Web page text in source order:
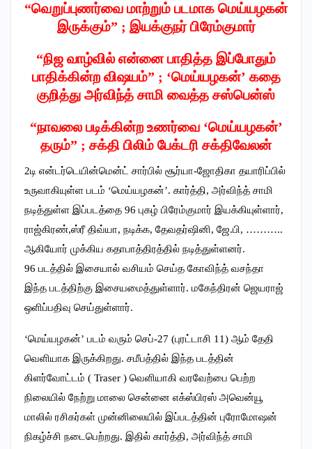
“வெறுப்புணர்வை மாற்றும் படமாக மெய்யழகன்
இருக்கும்” ; இயக்குநர் பிரேம்குமார்
“நிஜ வாழ்வில் என்னை பாதித்த இப்போதும்
பாதிக்கின்ற விஷயம்” ; ‘மெய்யழகன்’ கதை
குறித்து அர்விந்த் சாமி வைத்த சஸ்பென்ஸ்
“நாவலை படிக்கின்ற உணர்வை ‘மெய்யழகன்’
தரும்” ; சக்தி பிலிம் பேக்டரி சக்திவேலன்
2டி என்டர்டெயின்மென்ட் சார்பில் சூர்யா-ஜோதிகா தயாரிப்பில்
உருவாகியுள்ள படம் ‘மெய்யழகன்’. கார்த்தி, அர்விந்த் சாமி
நடித்துள்ள இப்படத்தை 96 புகழ் பிரேம்குமார் இயக்கியுள்ளார்,
ராஜ்கிரண்,ஸ்ரீ திவ்யா, நடிக்க, தேவதர்ஷினி, ஜே.பி, ………..
ஆகியோர் முக்கிய கதாபாத்திரத்தில் நடித்துள்ளனர்.
96 படத்தில் இசையால் வசியம் செய்த கோவிந்த் வசந்தா
இந்த படத்திற்கு இசையமைத்துள்ளார். மகேந்திரன் ஜெயராஜ்
ஒளிப்பதிவு செய்துள்ளார்.
‘மெய்யழகன்’ படம் வரும் செப்-27 (புரட்டாசி 11) ஆம் தேதி
வெளியாக இருக்கிறது. சமீபத்தில் இந்த படத்தின்
கிளர்வோட்டம் ( Traser ) வெளியாகி வரவேற்பை பெற்ற
நிலையில் நேற்று மாலை சென்னை எக்ஸ்பிரஸ் அவென்யூ
மாலில் ரசிகர்கள் முன்னிலையில் இப்படத்தின் புரோமோஷன்
நிகழ்ச்சி நடைபெற்றது. இதில் கார்த்தி, அர்விந்த் சாமி